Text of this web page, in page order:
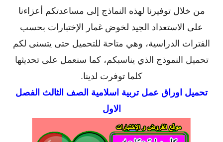
من خلال توفيرنا لهذه النماذج إلى مساعدتكم أعزاءنا
على الاستعداد الجيد لخوض غمار الإختبارات بحسب
الفترات الدراسية، وهي متاحة للتحميل حتى يتسنى لكم
تحميل النموذج الذي يناسبكم، كما سنعمل على تحديثها
كلما توفرت لدينا.
تحميل اوراق عمل تربية اسلامية الصف الثالث الفصل
الاول